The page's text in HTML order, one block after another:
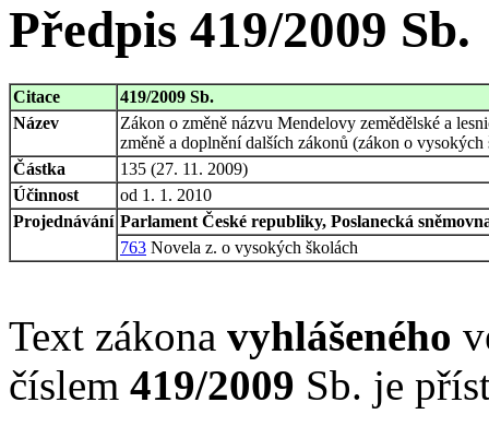
Předpis 419/2009 Sb.
Citace
419/2009 Sb.
Název
Zákon o změně názvu Mendelovy zemědělské a
změně a doplnění dalších zákonů (zákon o
Částka
135 (27. 11. 2009)
Účinnost
od 1. 1. 2010
Projednávání Parlament České republiky, Poslanecká
763 Novela z. o vysokých školách
Text zákona vyhlášeného
číslem 419/2009 Sb. je